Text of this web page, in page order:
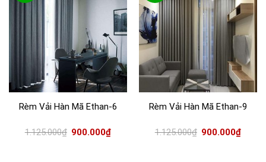
Rèm Vải Hàn Mã Ethan-6
1.125.000₫ 900.000₫
Rèm Vải Hàn Mã Ethan-9
1.125.000₫ 900.000₫